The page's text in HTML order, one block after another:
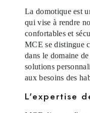
La domotique est
qui vise à rendre
confortables et
MCE se distingue
dans le domaine
solutions
aux besoins des
L'expertise